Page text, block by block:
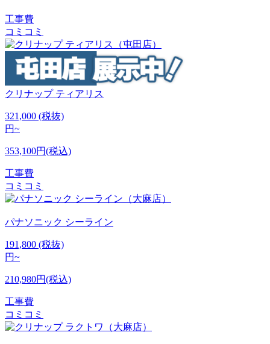
工事費
コミコミ
クリナップ ティアリス
321,000 (税抜)
円~
353,100円(税込)
工事費
コミコミ
パナソニック シーライン
191,800 (税抜)
円~
210,980円(税込)
工事費
コミコミ